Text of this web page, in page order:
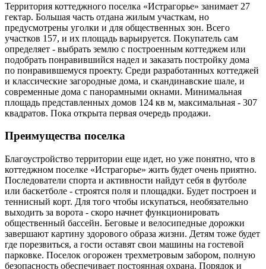
Территория коттеджного поселка «Истрагорье» занимает 27
гектар. Большая часть отдана жилым участкам, но
предусмотрены уголки и для общественных зон. Всего
участков 157, и их площадь варьируется. Покупатель сам
определяет - выбрать землю с построенным коттеджем или
подобрать понравившийся надел и заказать постройку дома
по понравившемуся проекту. Среди разработанных коттеджей
и классические загородные дома, и скандинавские шале, и
современные дома с панорамными окнами. Минимальная
площадь представленных домов 124 кв м, максимальная - 307
квадратов. Пока открыта первая очередь продажи.
Преимущества поселка
Благоустройство территории еще идет, но уже понятно, что в
коттеджном поселке «Истрагорье» жить будет очень приятно.
Последователи спорта и активности найдут себя в футболе
или баскетболе - строятся поля и площадки. Будет построен и
теннисный корт. Для того чтобы искупаться, необязательно
выходить за ворота - скоро начнет функционировать
общественный бассейн. Беговые и велосипедные дорожки
завершают картину здорового образа жизни. Детям тоже будет
где порезвиться, а гости оставят свои машины на гостевой
парковке. Поселок огорожен трехметровым забором, полную
безопасность обеспечивает постоянная охрана. Порядок и